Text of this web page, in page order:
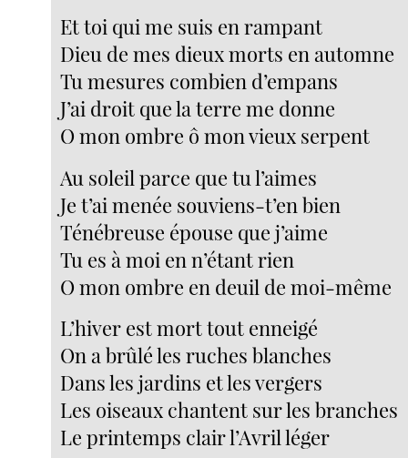
Et toi qui me suis en rampant
Dieu de mes dieux morts en automne
Tu mesures combien d’empans
J’ai droit que la terre me donne
O mon ombre ô mon vieux serpent
Au soleil parce que tu l’aimes
Je t’ai menée souviens-t’en bien
Ténébreuse épouse que j’aime
Tu es à moi en n’étant rien
O mon ombre en deuil de moi-même
L’hiver est mort tout enneigé
On a brûlé les ruches blanches
Dans les jardins et les vergers
Les oiseaux chantent sur les branches
Le printemps clair l’Avril léger